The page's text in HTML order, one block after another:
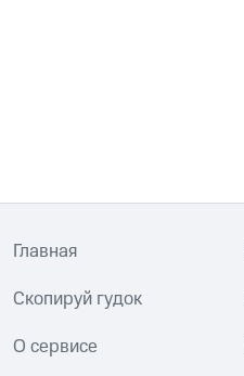
Главная
Скопируй гудок
О сервисе